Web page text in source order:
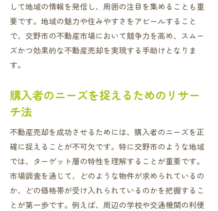
して地域の情報を発信し、周囲の注目を集めることも重
要です。地域の魅力や住みやすさをアピールすること
で、交野市の不動産市場において競争力を高め、スムー
ズかつ効果的な不動産売却を実現する手助けとなりま
す。
購入者のニーズを捉えるためのリサー
チ法
不動産売却を成功させるためには、購入者のニーズを正
確に捉えることが不可欠です。特に交野市のような地域
では、ターゲット層の特性を理解することが重要です。
市場調査を通じて、どのような物件が求められているの
か、どの価格帯が受け入れられているのかを把握するこ
とが第一歩です。例えば、周辺の学校や交通機関の利便